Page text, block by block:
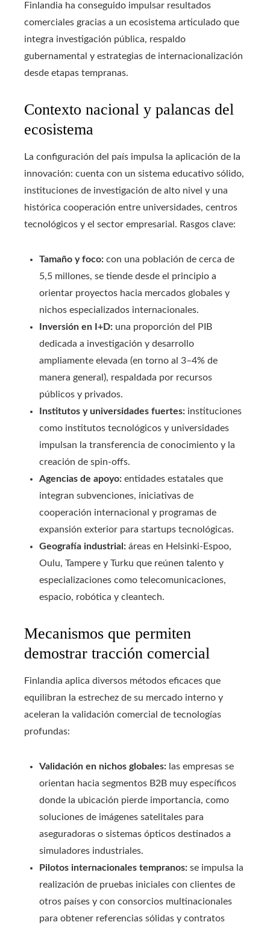
Finlandia ha conseguido impulsar resultados
comerciales gracias a un ecosistema articulado que
integra investigación pública, respaldo
gubernamental y estrategias de internacionalización
desde etapas tempranas.
Contexto nacional y palancas del
ecosistema
La configuración del país impulsa la aplicación de la
innovación: cuenta con un sistema educativo sólido,
instituciones de investigación de alto nivel y una
histórica cooperación entre universidades, centros
tecnológicos y el sector empresarial. Rasgos clave:
Tamaño y foco: con una población de cerca de
5,5 millones, se tiende desde el principio a
orientar proyectos hacia mercados globales y
nichos especializados internacionales.
Inversión en I+D: una proporción del PIB
dedicada a investigación y desarrollo
ampliamente elevada (en torno al 3–4% de
manera general), respaldada por recursos
públicos y privados.
Institutos y universidades fuertes: instituciones
como institutos tecnológicos y universidades
impulsan la transferencia de conocimiento y la
creación de spin-offs.
Agencias de apoyo: entidades estatales que
integran subvenciones, iniciativas de
cooperación internacional y programas de
expansión exterior para startups tecnológicas.
Geografía industrial: áreas en Helsinki-Espoo,
Oulu, Tampere y Turku que reúnen talento y
especializaciones como telecomunicaciones,
espacio, robótica y cleantech.
Mecanismos que permiten
demostrar tracción comercial
Finlandia aplica diversos métodos eficaces que
equilibran la estrechez de su mercado interno y
aceleran la validación comercial de tecnologías
profundas:
Validación en nichos globales: las empresas se
orientan hacia segmentos B2B muy específicos
donde la ubicación pierde importancia, como
soluciones de imágenes satelitales para
aseguradoras o sistemas ópticos destinados a
simuladores industriales.
Pilotos internacionales tempranos: se impulsa la
realización de pruebas iniciales con clientes de
otros países y con consorcios multinacionales
para obtener referencias sólidas y contratos